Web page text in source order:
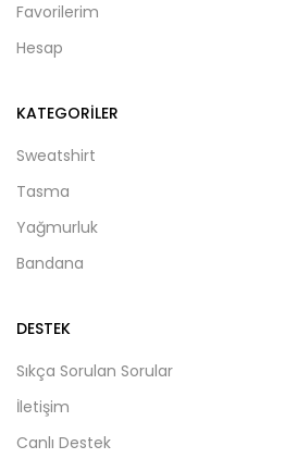
Favorilerim
Hesap
KATEGORILER
Sweatshirt
Tasma
Yağmurluk
Bandana
DESTEK
Sıkça Sorulan Sorular
İletişim
Canlı Destek